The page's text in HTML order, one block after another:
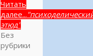
Читать
далее...
этюд"
Без
рубрики